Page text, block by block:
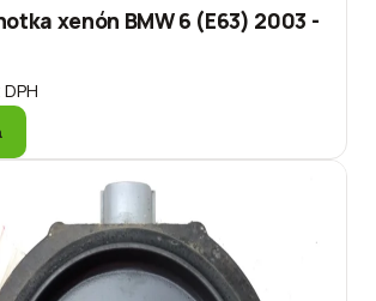
xenón BMW 6 (E63) 2003 -